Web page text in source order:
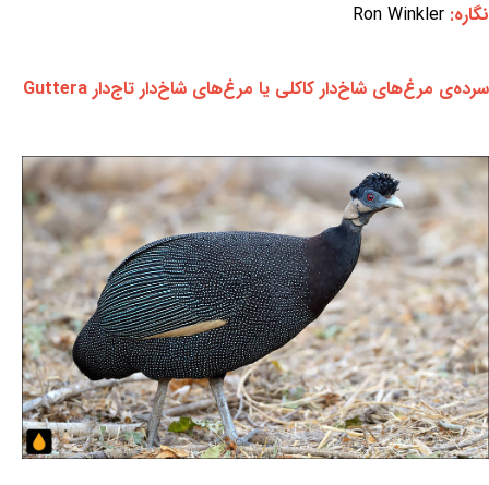
نگاره: Ron Winkler
سرده‌ی مرغ‌های شاخ‌دار کاکلی یا مرغ‌های شاخ‌دار تاج‌دار Guttera